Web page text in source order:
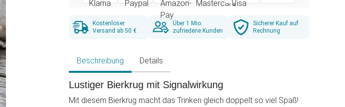
Kostenloser
Versand ab 50 €
Über 1 Mio.
zufriedene Kunden
Sicherer Kauf auf
Rechnung
Beschreibung Details
Lustiger Bierkrug mit Signalwirkung
Mit diesem Bierkrug macht das Trinken gleich doppelt so viel Spaß!